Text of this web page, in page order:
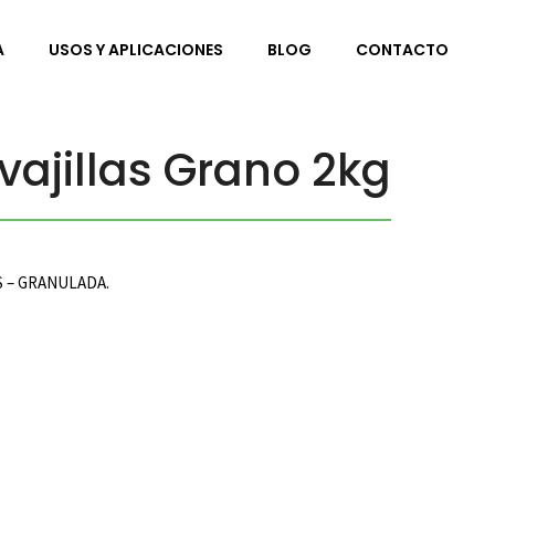
USOS Y APLICACIONES BLOG CONTACTO
Grano 2kg
– GRANULADA.